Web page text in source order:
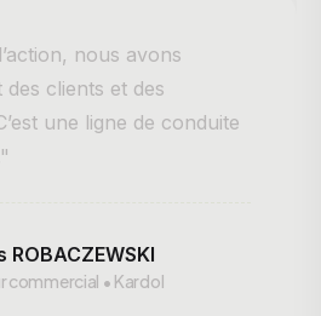
nous avons
des clients et des
une ligne de conduite
ROBACZEWSKI
commercial • Kardol